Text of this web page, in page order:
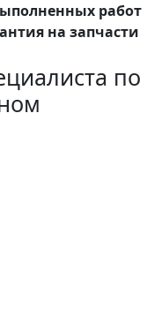
работ
на запчасти
по